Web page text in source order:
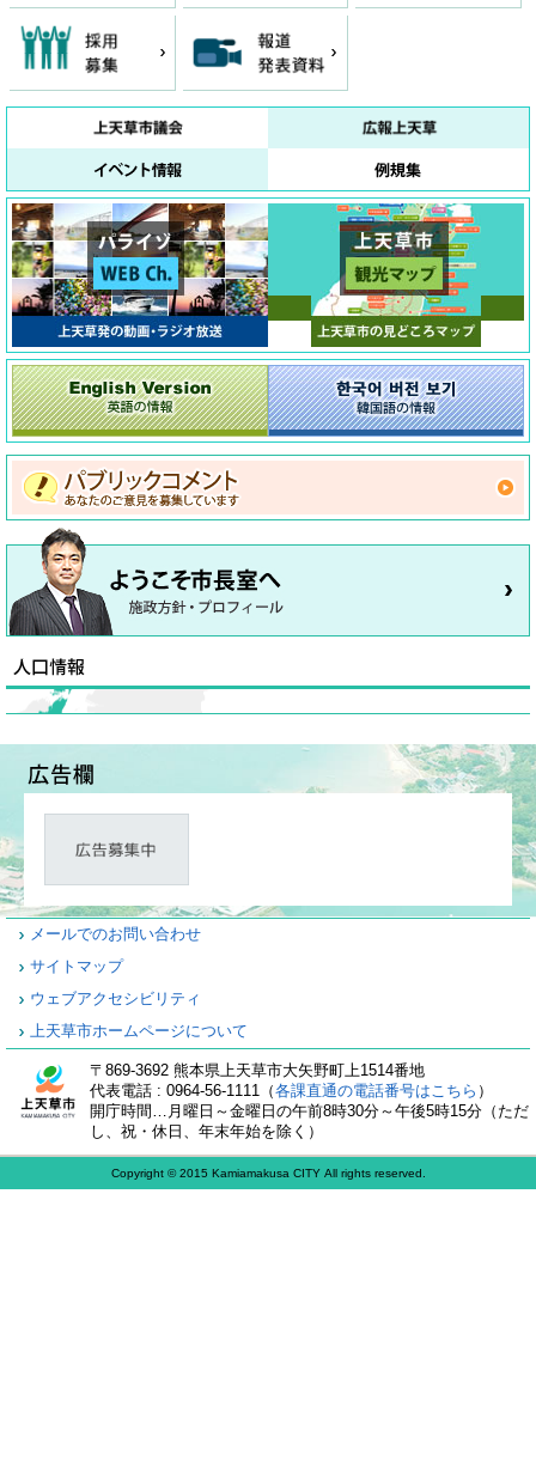
メールでのお問い合わせ
サイトマップ
ウェブアクセシビリティ
上天草市ホームページについて
〒869-3692 熊本県上天草市大矢野町上1514番地
代表電話 : 0964-56-1111（各課直通の電話番号はこちら ）
開庁時間…月曜日～金曜日の午前8時30分～午後5時15分（ただ
し、祝・休日、年末年始を除く）
Copyright © 2015 Kamiamakusa CITY All rights reserved.